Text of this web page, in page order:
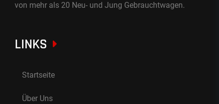
von mehr als 20 Neu- und Jung Gebrauchtwagen.
LINKS
Startseite
Über Uns